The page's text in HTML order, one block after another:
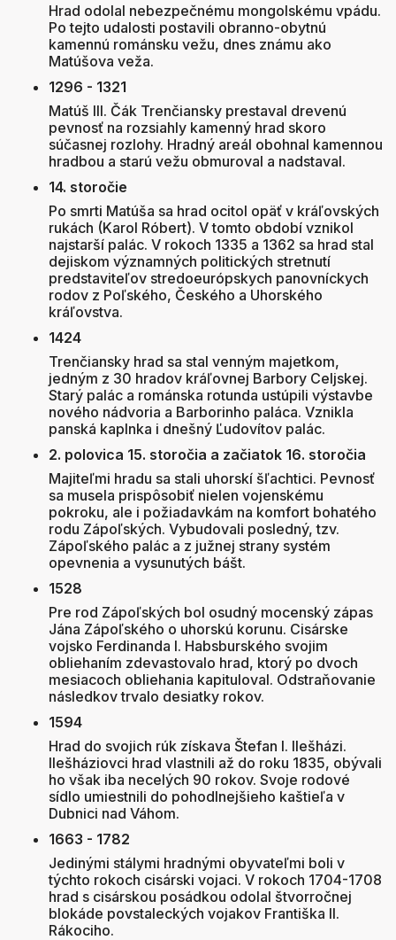
Hrad odolal nebezpečnému mongolskému vpádu.
Po tejto udalosti postavili obranno-obytnú
kamennú románsku vežu, dnes známu ako
Matúšova veža.
1296 - 1321
Matúš III. Čák Trenčiansky prestaval drevenú
pevnosť na rozsiahly kamenný hrad skoro
súčasnej rozlohy. Hradný areál obohnal kamennou
hradbou a starú vežu obmuroval a nadstaval.
14. storočie
Po smrti Matúša sa hrad ocitol opäť v kráľovských
rukách (Karol Róbert). V tomto období vznikol
najstarší palác. V rokoch 1335 a 1362 sa hrad stal
dejiskom významných politických stretnutí
predstaviteľov stredoeurópskych panovníckych
rodov z Poľského, Českého a Uhorského
kráľovstva.
1424
Trenčiansky hrad sa stal venným majetkom,
jedným z 30 hradov kráľovnej Barbory Celjskej.
Starý palác a románska rotunda ustúpili výstavbe
nového nádvoria a Barborinho paláca. Vznikla
panská kaplnka i dnešný Ľudovítov palác.
2. polovica 15. storočia a začiatok 16. storočia
Majiteľmi hradu sa stali uhorskí šľachtici. Pevnosť
sa musela prispôsobiť nielen vojenskému
pokroku, ale i požiadavkám na komfort bohatého
rodu Zápoľských. Vybudovali posledný, tzv.
Zápoľského palác a z južnej strany systém
opevnenia a vysunutých bášt.
1528
Pre rod Zápoľských bol osudný mocenský zápas
Jána Zápoľského o uhorskú korunu. Cisárske
vojsko Ferdinanda I. Habsburského svojim
obliehaním zdevastovalo hrad, ktorý po dvoch
mesiacoch obliehania kapituloval. Odstraňovanie
následkov trvalo desiatky rokov.
1594
Hrad do svojich rúk získava Štefan I. Ilešházi.
Ilešháziovci hrad vlastnili až do roku 1835, obývali
ho však iba necelých 90 rokov. Svoje rodové
sídlo umiestnili do pohodlnejšieho kaštieľa v
Dubnici nad Váhom.
1663 - 1782
Jedinými stálymi hradnými obyvateľmi boli v
týchto rokoch cisárski vojaci. V rokoch 1704-1708
hrad s cisárskou posádkou odolal štvorročnej
blokáde povstaleckých vojakov Františka II.
Rákociho.